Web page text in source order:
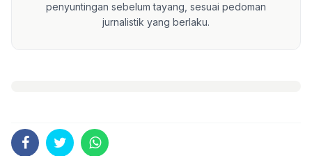
penyuntingan sebelum tayang, sesuai pedoman
jurnalistik yang berlaku.